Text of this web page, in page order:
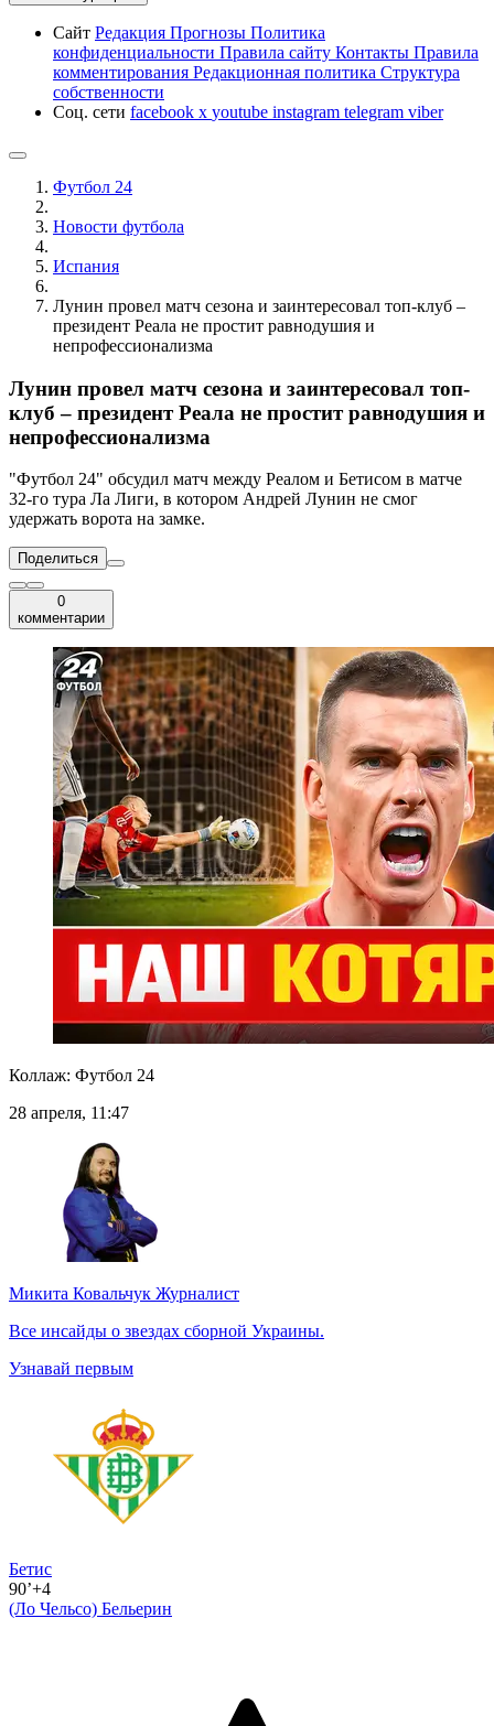
Сайт Редакция Прогнозы Политика
конфиденциальности Правила сайту Контакты Правила
комментирования Редакционная политика Структура
собственности
Соц. сети facebook x youtube instagram telegram viber
Футбол 24
Новости футбола
Испания
Лунин провел матч сезона и заинтересовал топ-клуб –
президент Реала не простит равнодушия и
непрофессионализма
Лунин провел матч сезона и заинтересовал топ-
клуб – президент Реала не простит равнодушия и
непрофессионализма
"Футбол 24" обсудил матч между Реалом и Бетисом в матче
32-го тура Ла Лиги, в котором Андрей Лунин не смог
удержать ворота на замке.
Поделиться
0
комментарии
Коллаж: Футбол 24
28 апреля, 11:47
Микита Ковальчук Журналист
Все инсайды о звездах сборной Украины.
Узнавай первым
Бетис
90’+4
(Ло Чельсо) Бельерин